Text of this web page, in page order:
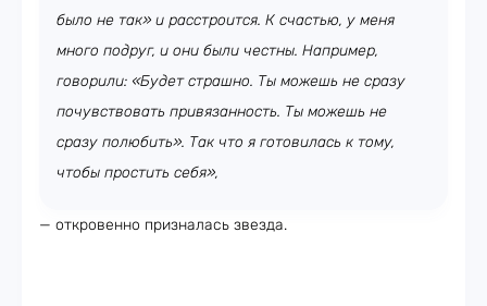
было не так» и расстроится. К счастью, у меня
много подруг, и они были честны. Например,
говорили: «Будет страшно. Ты можешь не сразу
почувствовать привязанность. Ты можешь не
сразу полюбить». Так что я готовилась к тому,
чтобы простить себя»,
— откровенно призналась звезда.